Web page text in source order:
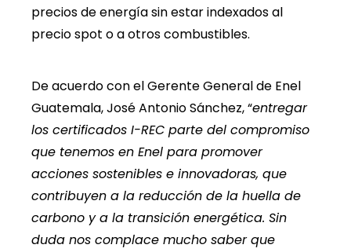
precios de energía sin estar indexados al
precio spot o a otros combustibles.
De acuerdo con el Gerente General de Enel
Guatemala, José Antonio Sánchez, “entregar
los certificados I-REC parte del compromiso
que tenemos en Enel para promover
acciones sostenibles e innovadoras, que
contribuyen a la reducción de la huella de
carbono y a la transición energética. Sin
duda nos complace mucho saber que